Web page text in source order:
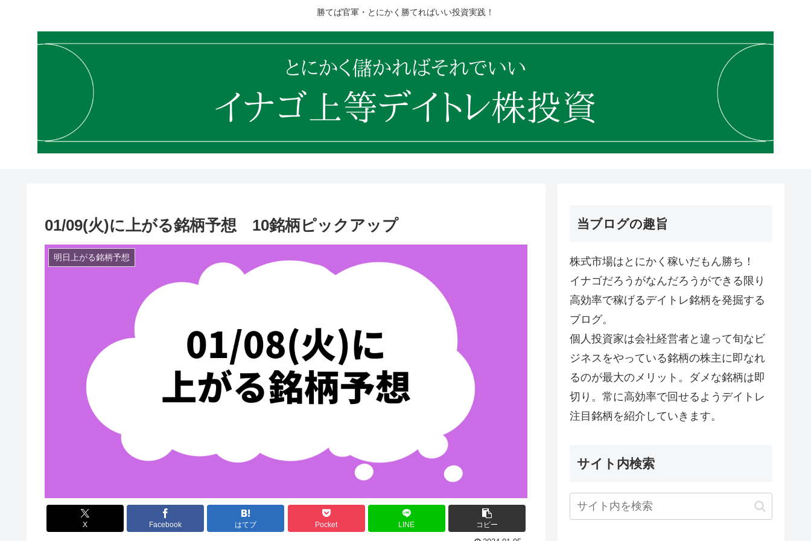
勝てば官軍・とにかく勝てればいい投資実践！
01/09(火)に上がる銘柄予想 10銘柄ピックアップ
明日上がる銘柄予想
X Facebook はてブ Pocket LINE コピー
当ブログの趣旨
株式市場はとにかく稼いだもん勝ち！
イナゴだろうがなんだろうができる限り
高効率で稼げるデイトレ銘柄を発掘する
ブログ。
個人投資家は会社経営者と違って旬なビ
ジネスをやっている銘柄の株主に即なれ
るのが最大のメリット。ダメな銘柄は即
切り。常に高効率で回せるようデイトレ
注目銘柄を紹介していきます。
サイト内検索